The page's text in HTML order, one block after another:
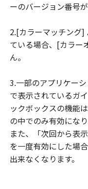
一切の責任
府より必要
ソフトウェ
ーのバージョン番号
2.[カラーマッチング
ている場合、[カラー
ん。
3.一部のアプリケー
で表示されているガ
ックボックスの機能
の中でのみ有効になり
また、「次回から表
を一度有効にした場
出来なくなります。